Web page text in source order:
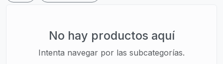
No hay productos aquí
Intenta navegar por las subcategorías.